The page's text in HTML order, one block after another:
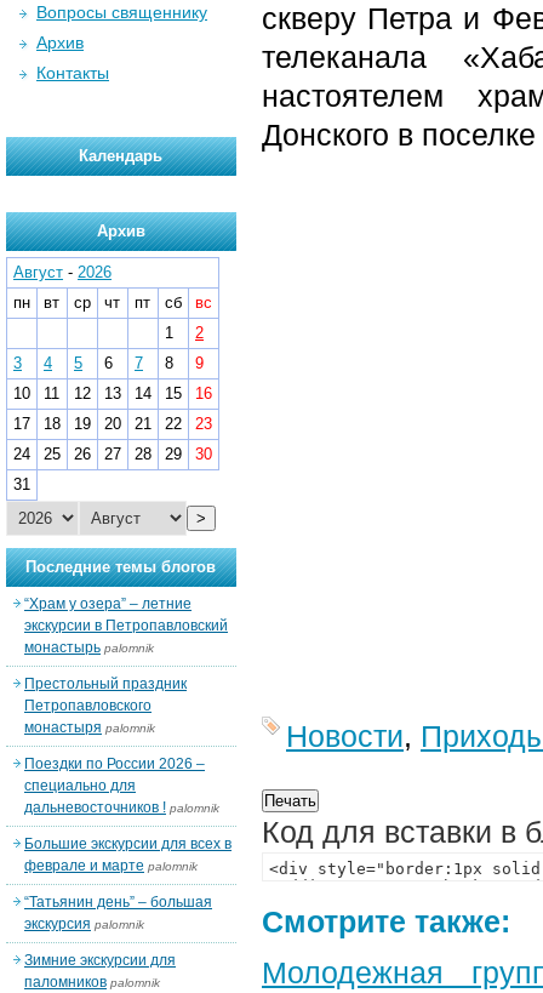
скверу Петра и
телеканала
настоятелем
Донского в
Новости,
Код для вставки в
Смотрите также:
Молодежная
Вопросы священнику
Архив
Контакты
Календарь
Архив
Август - 2026
пн
вт ср чт пт сб
вс
1
2
3
4 5 6 7 8
9
10
11 12 13 14 15
16
17
18 19 20 21 22
23
24
25 26 27 28 29
30
31
>
Последние темы блогов
“Храм у озера” – летние
экскурсии в Петропавловский
монастырь palomnik
Престольный праздник
Петропавловского
монастыря palomnik
Поездки по России 2026 –
специально для
дальневосточников ! palomnik
Большие экскурсии для всех в
феврале и марте palomnik
“Татьянин день” – большая
экскурсия palomnik
Зимние экскурсии для
паломников palomnik